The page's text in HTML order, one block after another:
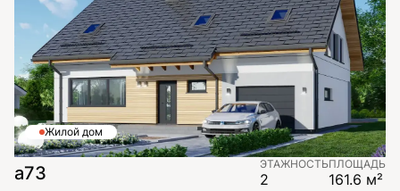
Жилой дом
a73 ЭТАЖНОСТЬ
2
ПЛОЩАДЬ
161.6 м²